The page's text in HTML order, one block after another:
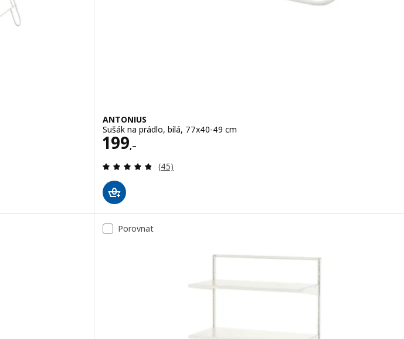
ANTONIUS
Sušák na prádlo, bílá, 77x40-49 cm
199,–
Cena 199,–
Recenze: 4.8 z 5 hvězdy. Celkem recenzí:
(45)
Porovnat